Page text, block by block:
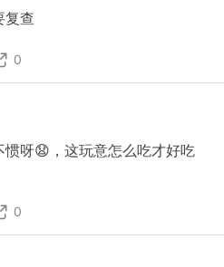
复查
0
呀😧，这玩意怎么吃才好吃
0